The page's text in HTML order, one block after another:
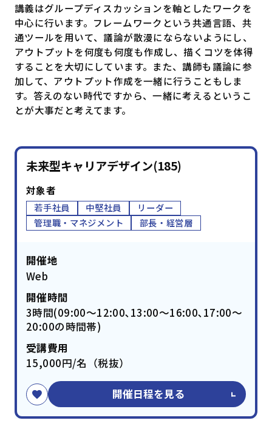
講義はグループディスカッションを軸としたワークを
中心に行います。フレームワークという共通言語、共
通ツールを用いて、議論が散漫にならないようにし、
アウトプットを何度も何度も作成し、描くコツを体得
することを大切にしています。また、講師も議論に参
加して、アウトプット作成を一緒に行うこともしま
す。答えのない時代ですから、一緒に考えるというこ
とが大事だと考えてます。
未来型キャリアデザイン(185)
対象者
若手社員 中堅社員
リーダー
管理職・マネジメント
部長・経営層
開催地
Web
開催時間
3時間(09:00～12:00､13:00～16:00､17:00～
20:00の時間帯)
受講費用
15,000円/名（税抜）
開催日程を見る